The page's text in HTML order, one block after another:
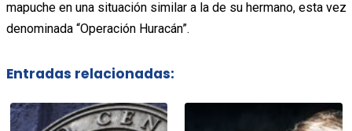
mapuche en una situación similar a la de su hermano, esta vez
denominada “Operación Huracán”.
Entradas relacionadas: